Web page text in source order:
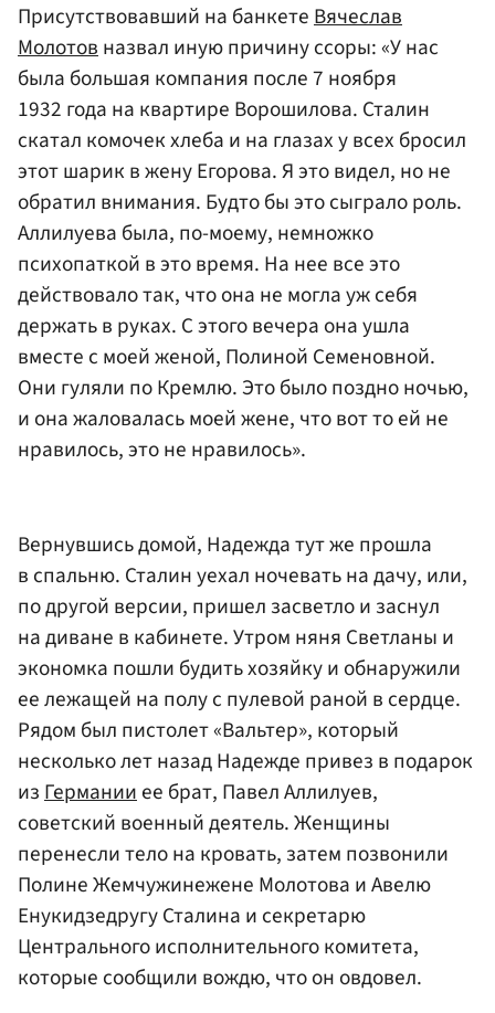
Присутствовавший на банкетеВячеслав
Молотовназвал иную причину ссоры: «У нас
была большая компания после 7 ноября
1932 года на квартире Ворошилова. Сталин
скатал комочек хлеба и на глазах у всех бросил
этот шарик в жену Егорова. Я это видел, но не
обратил внимания. Будто бы это сыграло роль.
Аллилуева была, по-моему, немножко
психопаткой в это время. На нее все это
действовало так, что она не могла уж себя
держать в руках. С этого вечера она ушла
вместе с моей женой, Полиной Семеновной.
Они гуляли по Кремлю. Это было поздно ночью,
и она жаловалась моей жене, что вот то ей не
нравилось, это не нравилось».
Вернувшись домой, Надежда тут же прошла
в спальню. Сталин уехал ночевать на дачу, или,
по другой версии, пришел засветло и заснул
на диване в кабинете. Утром няня Светланы и
экономка пошли будить хозяйку и обнаружили
ее лежащей на полу с пулевой раной в сердце.
Рядом был пистолет «Вальтер», который
несколько лет назад Надежде привез в подарок
изГерманииее брат, Павел Аллилуев,
советский военный деятель. Женщины
перенесли тело на кровать, затем позвонили
Полине Жемчужинежене Молотова и Авелю
Енукидзедругу Сталина и секретарю
Центрального исполнительного комитета,
которые сообщили вождю, что он овдовел.